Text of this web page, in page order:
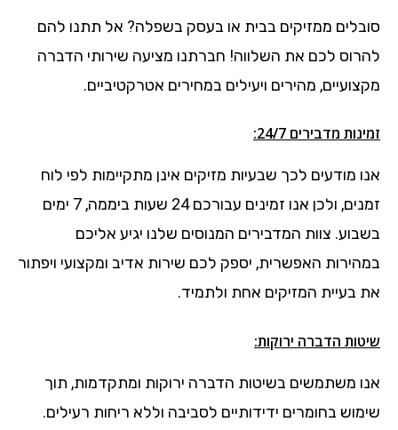
סובלים ממזיקים בבית או בעסק בשפלה? אל תתנו להם
להרוס לכם את השלווה! חברתנו מציעה שירותי הדברה
מקצועיים, מהירים ויעילים במחירים אטרקטיביים.
זמינות מדבירים 24/7:
אנו מודעים לכך שבעיות מזיקים אינן מתקיימות לפי לוח
זמנים, ולכן אנו זמינים עבורכם 24 שעות ביממה, 7 ימים
בשבוע. צוות המדבירים המנוסים שלנו יגיע אליכם
במהירות האפשרית, יספק לכם שירות אדיב ומקצועי ויפתור
את בעיית המזיקים אחת ולתמיד.
שיטות הדברה ירוקות:
אנו משתמשים בשיטות הדברה ירוקות ומתקדמות, תוך
שימוש בחומרים ידידותיים לסביבה וללא ריחות רעילים.